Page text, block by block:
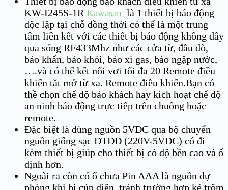
KW-I245S-1R Kawasan là 1 thiết bị báo động
độc lập tại chỗ đồng thời có thể là một trung
tâm liên kết với các thiết bị báo động không dây
qua sóng RF433Mhz như các cửa từ, đầu dò,
báo khẩn, báo khói, báo xì gas, báo ngập nước,
….và có thể kết nối vơi tối đa 20 Remote điều
khiển tắt mở từ xa. Remote điều khiển.Bạn có
thề chọn chế độ báo khách hay kích hoạt chế độ
an ninh báo động trực tiếp trên chuông hoặc
remote.
Đặc biệt là dùng nguồn 5VDC qua bộ chuyển
nguồn giống sạc ĐTDĐ (220V-5VDC) có đi
kèm thiết bị giúp cho thiết bị có độ bền cao và ổ
định hơn.
Ngoài ra còn có ổ chưa Pin AAA là nguồn dự
phòng khi bị cúp điện, tránh trường hợp kẻ trộm